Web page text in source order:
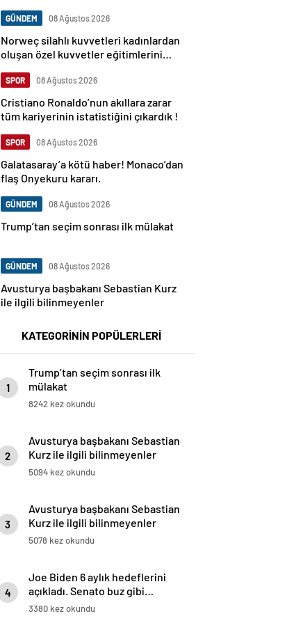
GÜNDEM 08 Ağustos 2026
Norweç silahlı kuvvetleri kadınlardan
oluşan özel kuvvetler eğitimlerini
SPOR 08 Ağustos 2026
Cristiano Ronaldo’nun akıllara zarar
tüm kariyerinin istatistiğini çıkardık !
SPOR 08 Ağustos 2026
Galatasaray’a kötü haber! Monaco’dan
flaş Onyekuru kararı.
GÜNDEM 08 Ağustos 2026
Trump’tan seçim sonrası ilk mülakat
GÜNDEM 08 Ağustos 2026
Avusturya başbakanı Sebastian Kurz
ile ilgili bilinmeyenler
KATEGORİNİN POPÜLERLERİ
1
Trump’tan seçim sonrası ilk
mülakat
8242 kez okundu
2
Avusturya başbakanı Sebastian
Kurz ile ilgili bilinmeyenler
5094 kez okundu
3
Avusturya başbakanı Sebastian
Kurz ile ilgili bilinmeyenler
5078 kez okundu
4
Joe Biden 6 aylık hedeflerini
açıkladı. Senato buz gibi…
3380 kez okundu